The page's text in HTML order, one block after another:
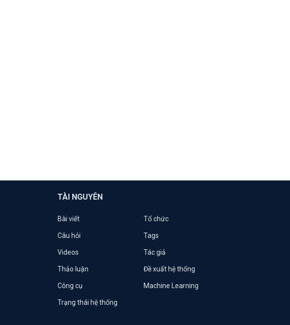
TÀI NGUYÊN
Bài viết Tổ chức
Câu hỏi Tags
Videos Tác giả
Thảo luận Đề xuất hệ thống
Công cụ Machine Learning
Trạng thái hệ thống